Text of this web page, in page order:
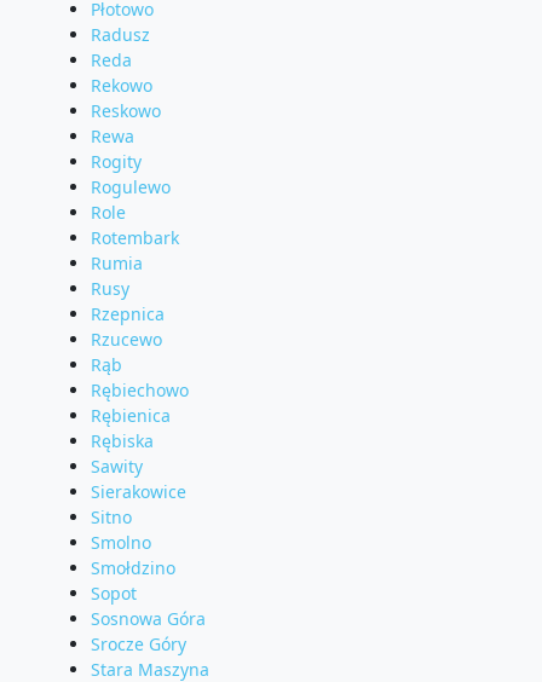
Płotowo
Radusz
Reda
Rekowo
Reskowo
Rewa
Rogity
Rogulewo
Role
Rotembark
Rumia
Rusy
Rzepnica
Rzucewo
Rąb
Rębiechowo
Rębienica
Rębiska
Sawity
Sierakowice
Sitno
Smolno
Smołdzino
Sopot
Sosnowa Góra
Srocze Góry
Stara Maszyna